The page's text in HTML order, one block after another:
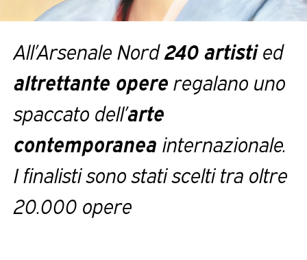
All’Arsenale Nord240 artistied
altrettante opereregalano uno
spaccato dell’arte
contemporanea internazionale.
I finalisti sono stati scelti tra oltre
20.000 opere